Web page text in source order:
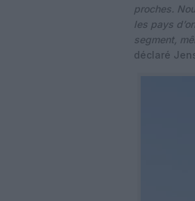
proches.
les pays
segment,
déclaré